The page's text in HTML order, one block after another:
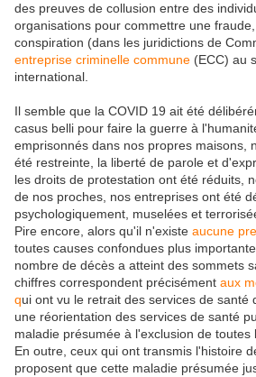
des preuves de collusion entre des
organisations pour commettre une
conspiration (dans les juridictions de
entreprise criminelle commune (ECC) au
international.
Il semble que la COVID 19 ait été
casus belli pour faire la guerre à
emprisonnés dans nos propres maisons,
été restreinte, la liberté de parole et
les droits de protestation ont été réduits,
de nos proches, nos entreprises ont été
psychologiquement, muselées et
Pire encore, alors qu'il n'existe aucune
toutes causes confondues plus
nombre de décès a atteint des sommets
chiffres correspondent précisément aux
qui ont vu le retrait des services de santé
une réorientation des services de santé
maladie présumée à l'exclusion de toutes
En outre, ceux qui ont transmis l'histoire
proposent que cette maladie présumée